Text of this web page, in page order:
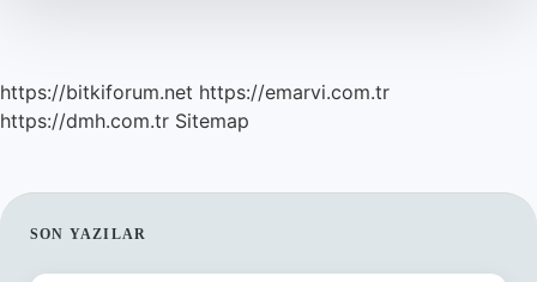
https://bitkiforum.net https://emarvi.com.tr
https://dmh.com.tr Sitemap
SIDEBAR
SON YAZILAR